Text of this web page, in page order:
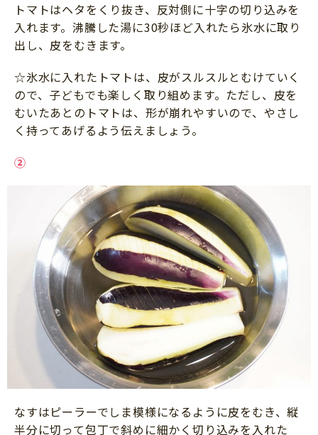
トマトはヘタをくり抜き、反対側に十字の切り込みを
入れます。沸騰した湯に30秒ほど入れたら氷水に取り
出し、皮をむきます。
☆氷水に入れたトマトは、皮がスルスルとむけていく
ので、子どもでも楽しく取り組めます。ただし、皮を
むいたあとのトマトは、形が崩れやすいので、やさし
く持ってあげるよう伝えましょう。
②
なすはピーラーでしま模様になるように皮をむき、縦
半分に切って包丁で斜めに細かく切り込みを入れた